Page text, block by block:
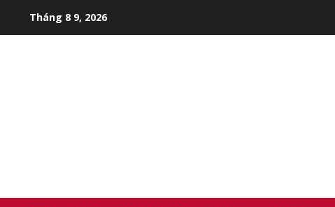
Tháng 8 9, 2026